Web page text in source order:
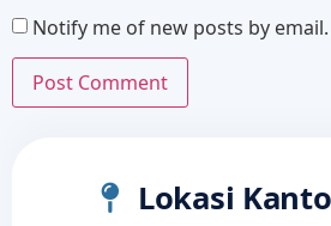
Notify me of new posts by email.
Lokasi